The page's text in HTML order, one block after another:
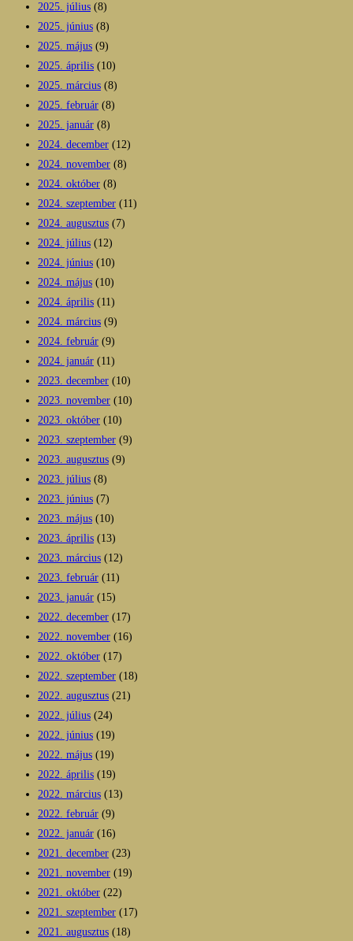
2025. július (8)
2025. június (8)
2025. május (9)
2025. április (10)
2025. március (8)
2025. február (8)
2025. január (8)
2024. december (12)
2024. november (8)
2024. október (8)
2024. szeptember (11)
2024. augusztus (7)
2024. július (12)
2024. június (10)
2024. május (10)
2024. április (11)
2024. március (9)
2024. február (9)
2024. január (11)
2023. december (10)
2023. november (10)
2023. október (10)
2023. szeptember (9)
2023. augusztus (9)
2023. július (8)
2023. június (7)
2023. május (10)
2023. április (13)
2023. március (12)
2023. február (11)
2023. január (15)
2022. december (17)
2022. november (16)
2022. október (17)
2022. szeptember (18)
2022. augusztus (21)
2022. július (24)
2022. június (19)
2022. május (19)
2022. április (19)
2022. március (13)
2022. február (9)
2022. január (16)
2021. december (23)
2021. november (19)
2021. október (22)
2021. szeptember (17)
2021. augusztus (18)